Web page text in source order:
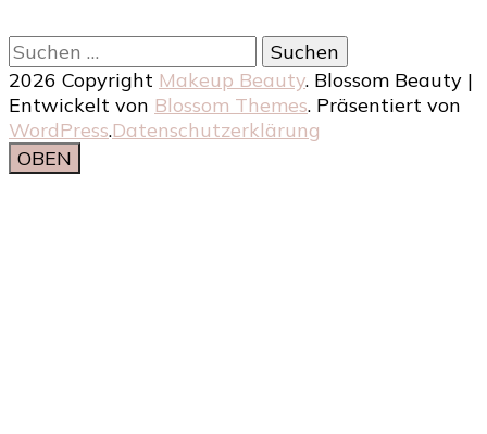
Suchen
nach:
2026 Copyright Makeup Beauty. Blossom Beauty |
Entwickelt von Blossom Themes. Präsentiert von
WordPress.Datenschutzerklärung
OBEN